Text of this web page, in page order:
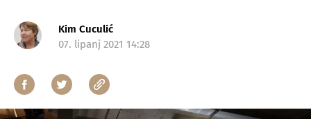
Kim Cuculić
07. lipanj 2021 14:28